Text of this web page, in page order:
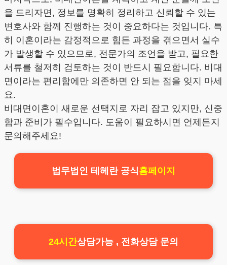
을 드리자면, 정보를 명확히 정리하고 신뢰할 수 있는
변호사와 함께 진행하는 것이 중요하다는 것입니다. 특
히 이혼이라는 감정적으로 힘든 과정을 겪으면서 실수
가 발생할 수 있으므로, 전문가의 조언을 받고, 필요한
서류를 철저히 검토하는 것이 반드시 필요합니다. 비대
면이라는 편리함에만 의존하면 안 되는 점을 잊지 마세
요.
비대면이혼이 새로운 선택지로 자리 잡고 있지만, 신중
함과 준비가 필수입니다. 도움이 필요하시면 언제든지
문의해주세요!
법무법인 테헤란 공식홈페이지
24시간상담가능 , 전화상담 문의